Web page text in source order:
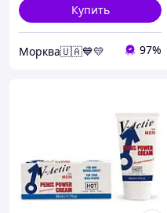
Купить
Морква🇺🇦💙💛 97%